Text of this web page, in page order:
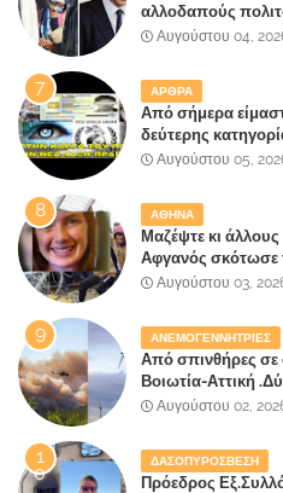
αλλοδαπούς
κυβέρνηση!
Αυγούστου 04,
ΑΡΘΡΑ
Από σήμερα
δεύτερης
Αυγούστου 05,
ΑΘΗΝΑ
Μαζέψτε κι
Αφγανός σκότωσε
κάνει τη σύντροφό
Αυγούστου 03,
ΑΝΕΜΟΓΕΝΝΗΤΡΙΕΣ
Από σπινθήρες σε
Βοιωτία-Αττική
την λάθος
Αυγούστου 02,
ΔΑΣΟΠΥΡΟΣΒΕΣΗ
Πρόεδρος